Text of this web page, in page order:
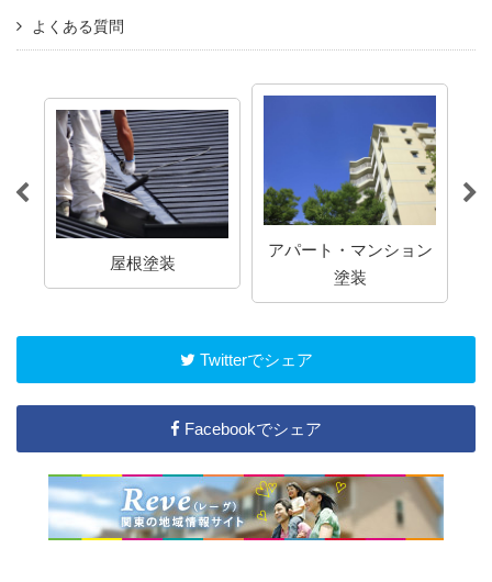
よくある質問
屋根塗装
アパート・マンション
塗装
Twitterでシェア
Facebookでシェア